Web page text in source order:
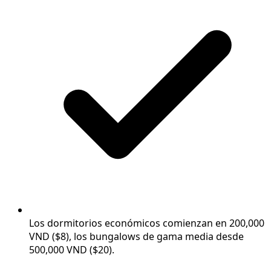
Los dormitorios económicos comienzan en 200,000
VND ($8), los bungalows de gama media desde
500,000 VND ($20).